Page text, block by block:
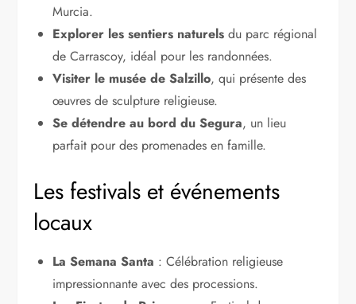
Murcia.
Explorer les sentiers naturels du parc régional
de Carrascoy, idéal pour les randonnées.
Visiter le musée de Salzillo, qui présente des
œuvres de sculpture religieuse.
Se détendre au bord du Segura, un lieu
parfait pour des promenades en famille.
Les festivals et événements
locaux
La Semana Santa : Célébration religieuse
impressionnante avec des processions.